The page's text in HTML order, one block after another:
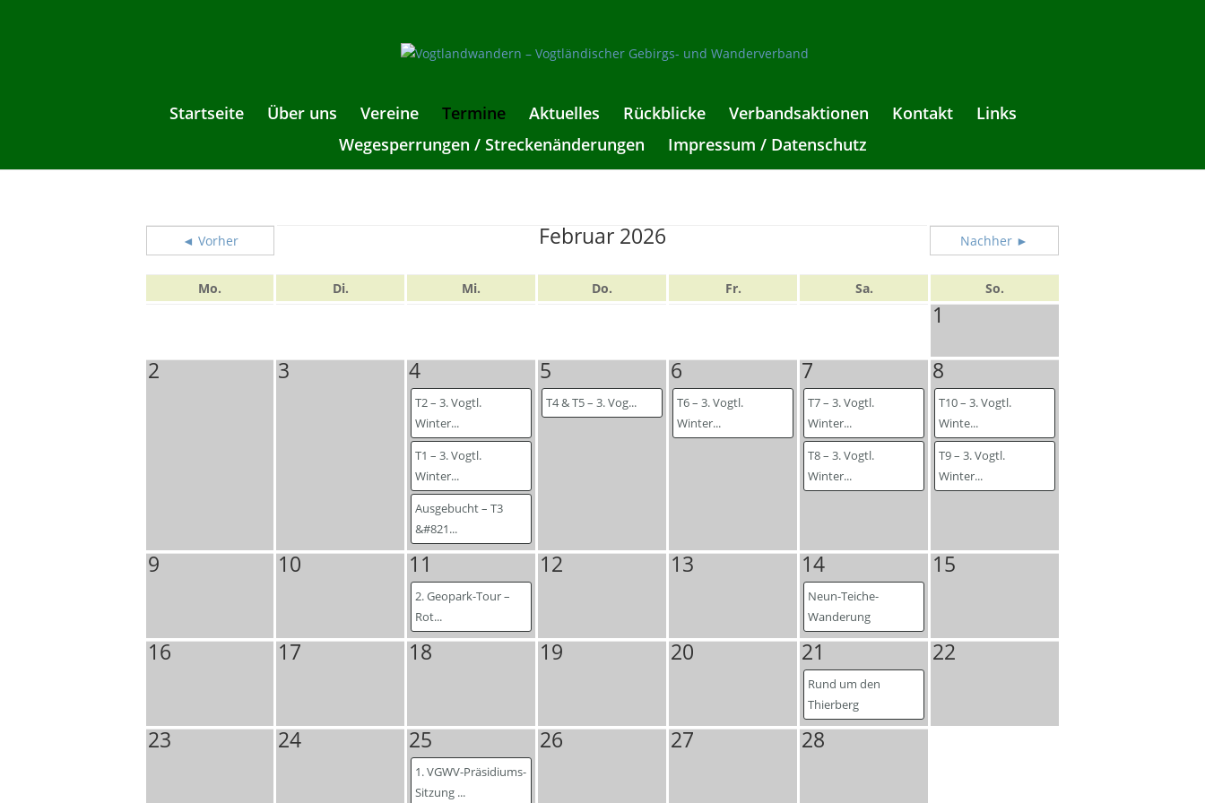
Startseite Über uns Vereine Termine Aktuelles Rückblicke Verbandsaktionen Kontakt
Links
Wegesperrungen / Streckenänderungen
Impressum / Datenschutz
◄ Vorher Februar 2026 Nachher ►
Mo. Di. Mi. Do. Fr. Sa. So.
1
2
3 4
T2 – 3. Vogtl.
Winter...
T1 – 3. Vogtl.
Winter...
Ausgebucht – T3
&#821...
5
T4 & T5 – 3. Vog...
6
T6 – 3. Vogtl.
Winter...
7
T7 – 3. Vogtl.
Winter...
T8 – 3. Vogtl.
Winter...
8
T10 – 3. Vogtl.
Winte...
T9 – 3. Vogtl.
Winter...
9 10 11
2. Geopark-Tour –
Rot...
12 13 14
Neun-Teiche-
Wanderung
15
16 17 18 19 20 21
Rund um den
Thierberg
22
23 24 25
1. VGWV-Präsidiums-
Sitzung ...
26 27 28